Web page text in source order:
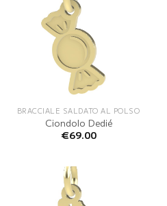
BRACCIALE SALDATO AL POLSO
Ciondolo Dedié
€69.00